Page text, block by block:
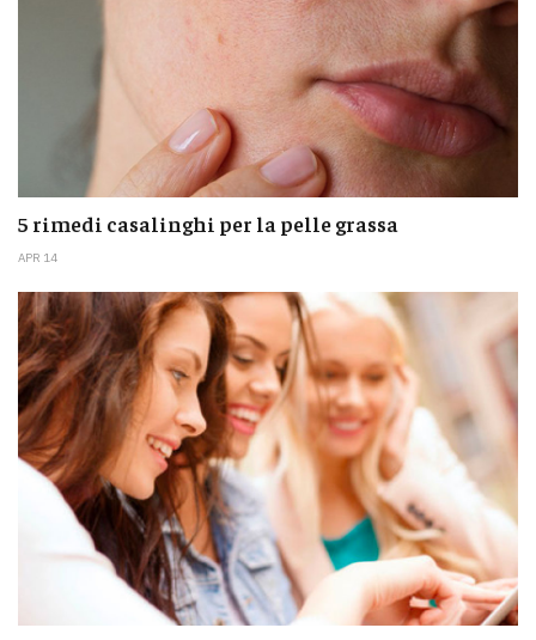
5 rimedi casalinghi per la pelle grassa
APR 14